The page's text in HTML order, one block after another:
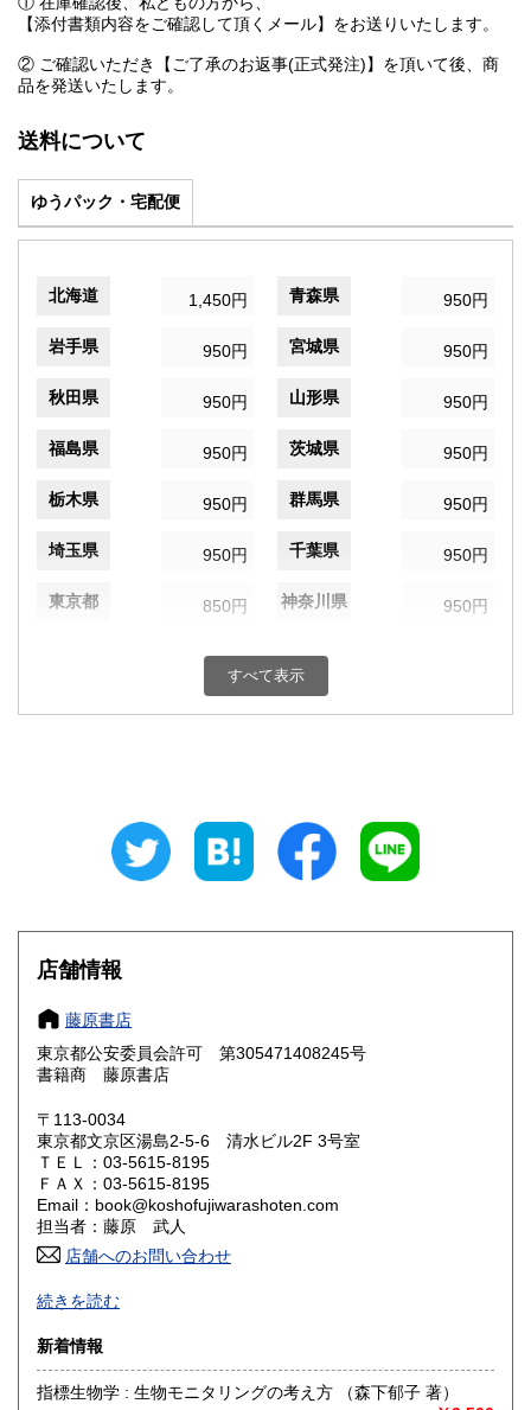
【添付書類内容をご確認して頂くメール】をお送りいたします。
② ご確認いただき【ご了承のお返事(正式発注)】を頂いて後、商
品を発送いたします。
送料について
ゆうパック・宅配便
北海道 1,450円 青森県 950円
岩手県 950円 宮城県 950円
秋田県 950円 山形県 950円
福島県 950円 茨城県 950円
栃木県 950円 群馬県 950円
埼玉県 950円 千葉県 950円
東京都 850円 神奈川県 950円
950円 富山県
950円 三重県
大阪府
奈良県
鳥取県 1,200円 島根県
岡山県
山口県 1,200円
香川県 1,200円 愛媛県
高知県 1,200円
佐賀県
熊本県 1,450円 大分県 1,450円
すべて表示
店舗情報
藤原書店
東京都公安委員会許可 第305471408245号
書籍商 藤原書店
〒113-0034
東京都文京区湯島2-5-6 清水ビル2F 3号室
ＴＥＬ：03-5615-8195
ＦＡＸ：03-5615-8195
Email：book@koshofujiwarashoten.com
担当者：藤原 武人
店舗へのお問い合わせ
【通信販売専門 (ご来店不可)】 の古書店です。
※大変申し訳ございませんが、店頭での販売は行っておりま
書籍の状態等、ご不明な点・気になる所がございましたら、
続きを読む
新着情報
指標生物学 : 生物モニタリングの考え方 （森下郁子 著）